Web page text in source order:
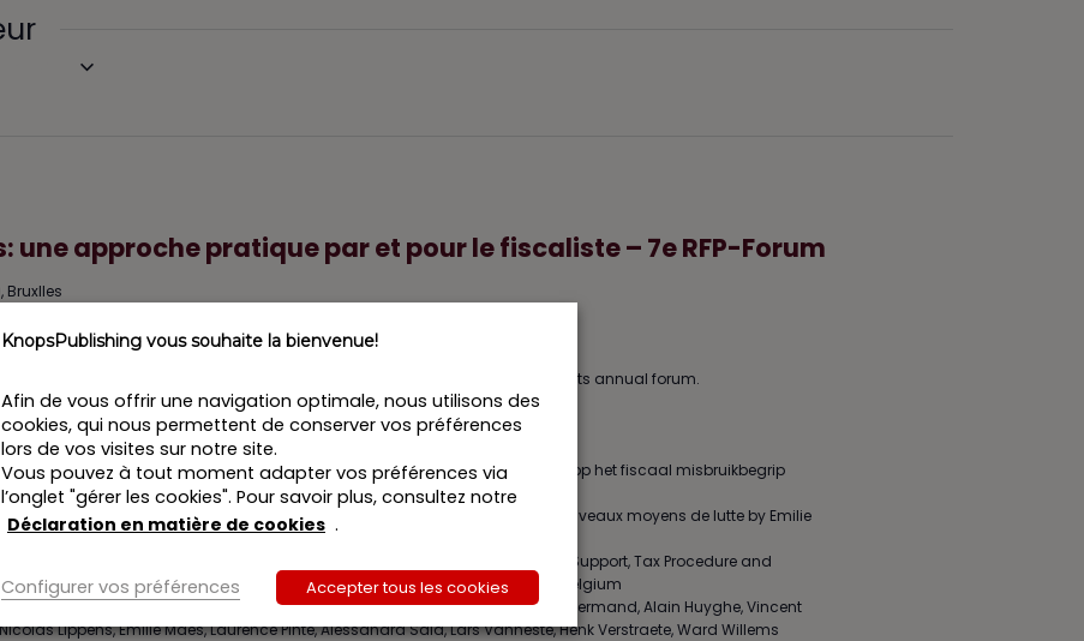
une approche pratique par et pour le fiscaliste – 7e RFP-Forum
Bruxlles
par et pour le fiscaliste - 7e RFP-Forum
patrimoine, planificateurs de patrimoine et fiscalistes
Revue Fiscalité des Placements is pleased to invite you to its annual forum.
decision of the Supreme Court of November 30, 2023
by Henk Verstraete
Cassatie van 30 novembre 2023 en de invloed van de Europese rechtspraak op het fiscaal misbruikbegrip
Huyghe & Stijn Van Hove
disposition de l’administration et évaluation des faits à la lumière de ces nouveaux moyens de lutte by Emilie
Counsel at the General Tax Administration, Strategic Expertise and Support, Tax Procedure and
Philippe, lawyer, partner Bloom Law, Laurence Pinte, Head of Tax ING Belgium
Antoine Dayez, Rodolphe de Pierpont, Edwin Desnyder, Geert Gielens, Olivier Hermand, Alain Huyghe, Vincent
Lippens, Emilie Maes, Laurence Pinte, Alessandra Sala, Lars Vanneste, Henk Verstraete, Ward Willems
KnopsPublishing vous souhaite la bienvenue!
Afin de vous offrir une navigation optimale, nous utilisons des
cookies, qui nous permettent de conserver vos préférences
lors de vos visites sur notre site.
Vous pouvez à tout moment adapter vos préférences via
l’onglet "gérer les cookies". Pour savoir plus, consultez notre
Déclaration en matière de cookies .
Configurer vos préférences Accepter tous les cookies